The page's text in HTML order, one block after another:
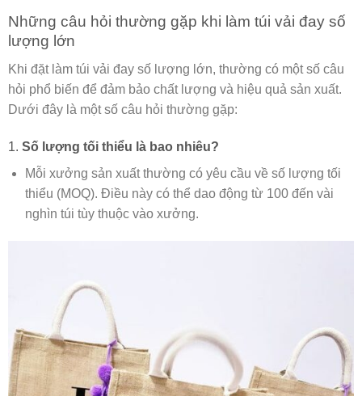
Những câu hỏi thường gặp khi làm túi vải đay số
lượng lớn
Khi đặt làm túi vải đay số lượng lớn, thường có một số câu
hỏi phổ biến để đảm bảo chất lượng và hiệu quả sản xuất.
Dưới đây là một số câu hỏi thường gặp:
1. Số lượng tối thiểu là bao nhiêu?
Mỗi xưởng sản xuất thường có yêu cầu về số lượng tối
thiểu (MOQ). Điều này có thể dao động từ 100 đến vài
nghìn túi tùy thuộc vào xưởng.